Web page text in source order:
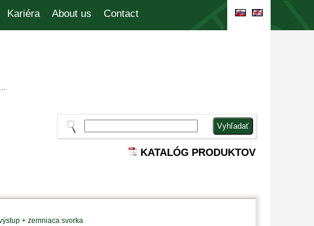
Kariéra About us Contact
KATALÓG PRODUKTOV
+ zemniaca svorka